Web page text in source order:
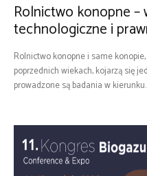
Rolnictwo konopne –
technologiczne i
Rolnictwo konopne i same
poprzednich wiekach, kojarzą się
prowadzone są badania w